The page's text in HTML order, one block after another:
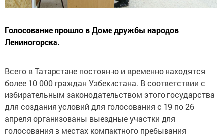
Голосование прошло в Доме дружбы народов
Лениногорска.
Всего в Татарстане постоянно и временно находятся
более 10 000 граждан Узбекистана. В соответствии с
избирательным законодательством этого государства
для создания условий для голосования с 19 по 26
апреля организованы выездные участки для
голосования в местах компактного пребывания